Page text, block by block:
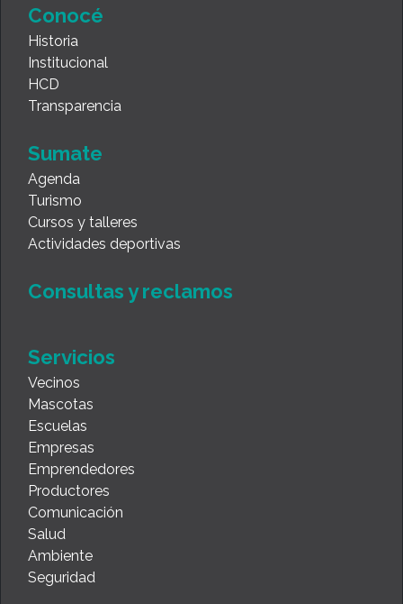
Conocé
Historia
Institucional
HCD
Transparencia
Sumate
Agenda
Turismo
Cursos y talleres
Actividades deportivas
Consultas y reclamos
Servicios
Vecinos
Mascotas
Escuelas
Empresas
Emprendedores
Productores
Comunicación
Salud
Ambiente
Seguridad